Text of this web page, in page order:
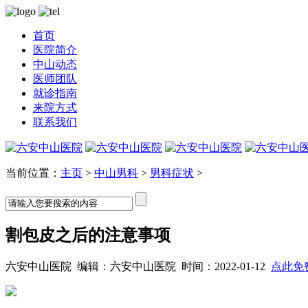
首页
医院简介
中山动态
医师团队
就诊指南
来院方式
联系我们
当前位置： 主页 > 中山男科 > 男科症状 >
割包皮之后的注意事项
六安中山医院 编辑：六安中山医院 时间：2022-01-12 点此免